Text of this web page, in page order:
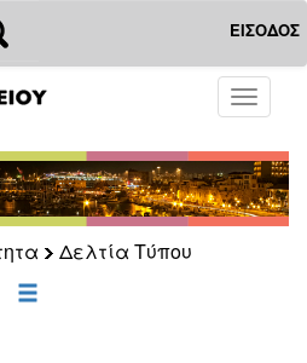
ΕΙΣΟΔΟΣ
Toggle
Δελτία Τύπου